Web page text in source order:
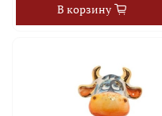
В корзину